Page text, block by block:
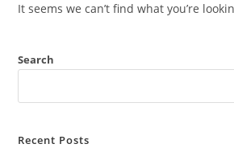
It seems we can’t find what you’re
Search
Recent Posts